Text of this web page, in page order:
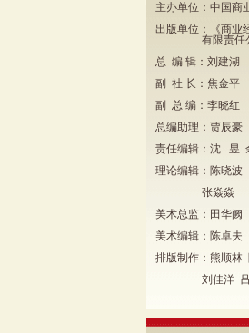
主办单位：中国商
出版单位：《商业
有限责任
总 编 辑：刘建湖
副 社 长：焦金平
副 总 编：李晓红
总编助理：贾辰豪
责任编辑：沈 昱
理论编辑：陈晓波
张焱焱
美术总监：田华阙
美术编辑：陈卓夫
排版制作：熊顺林
刘佳洋 吕